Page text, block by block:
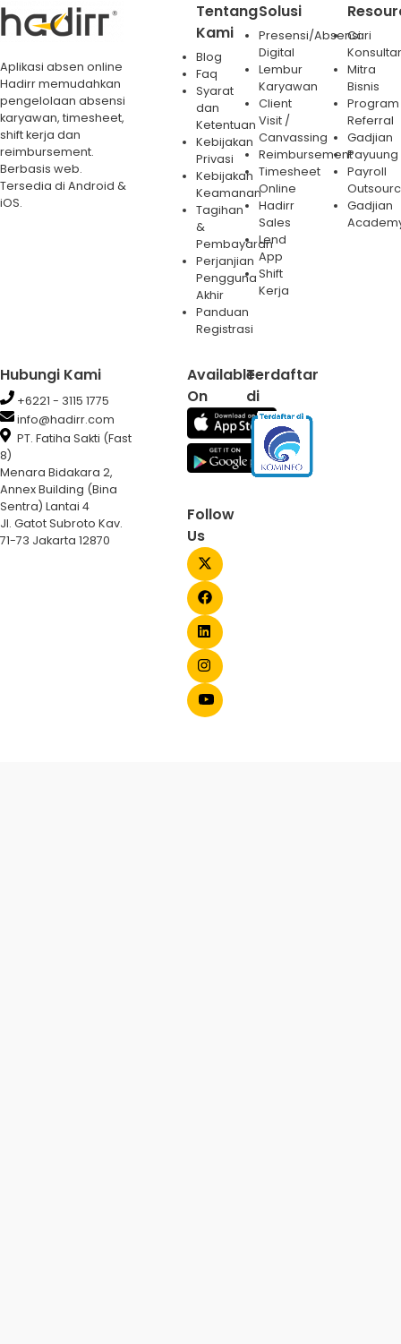
Aplikasi absen online
Hadirr memudahkan
pengelolaan absensi
karyawan, timesheet,
shift kerja dan
reimbursement.
Berbasis web.
Tersedia di Android &
iOS.
Tentang
Kami
Blog
Faq
Syarat
dan
Ketentuan
Kebijakan
Privasi
Kebijakan
Keamanan
Tagihan
&
Pembayaran
Perjanjian
Pengguna
Akhir
Panduan
Registrasi
Solusi
Presensi/Absensi
Digital
Lembur
Karyawan
Client
Visit /
Canvassing
Reimbursement
Timesheet
Online
Hadirr
Sales
Lend
App
Shift
Kerja
Cari
Mitra
Bisnis
Program
Referral
Gadjian
Payuung
Payroll
Gadjian
Hubungi Kami
+6221 - 3115 1775
info@hadirr.com
PT. Fatiha Sakti (Fast
8)
Menara Bidakara 2,
Annex Building (Bina
Sentra) Lantai 4
Jl. Gatot Subroto Kav.
71-73 Jakarta 12870
Available
On
Follow
Us
Terdaftar
di